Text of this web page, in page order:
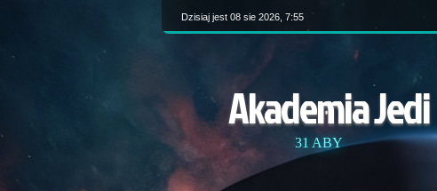
Dzisiaj jest 08 sie 2026, 7:55
Akademia Jedi
31 ABY